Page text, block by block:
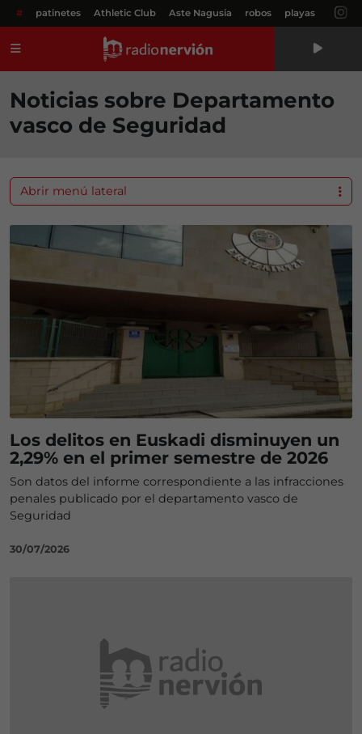
# patinetes Athletic Club Aste Nagusia robos playas
Noticias sobre Departamento
vasco de Seguridad
Los delitos en Euskadi disminuyen un
2,29% en el primer semestre de 2026
Son datos del informe correspondiente a las infracciones
penales publicado por el departamento vasco de
Seguridad
30/07/2026
Abrir menú lateral